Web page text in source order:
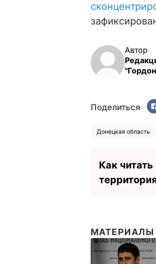
Автор
Поделиться
Донецкая область
Как
МАТЕРИАЛЫ